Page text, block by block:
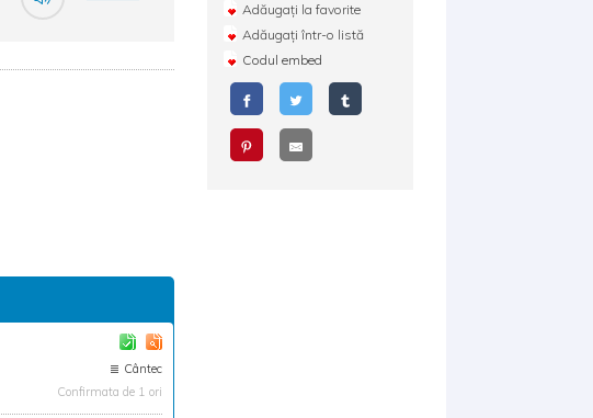
Cântec
Confirmata de 1 ori
Adăugați la favorite
Adăugați într-o listă
Codul embed